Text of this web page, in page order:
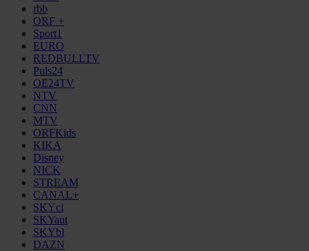
rbb
ORF +
Sport1
EURO
REDBULLTV
Puls24
OE24TV
NTV
CNN
MTV
ORFKids
KIKA
Disney
NICK
STREAM
CANAL+
SKYci
SKYaut
SKYbl
DAZN